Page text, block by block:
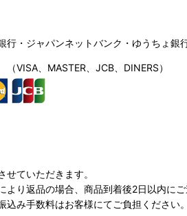
・ジャパンネットバンク・ゆうちょ銀行
VISA、MASTER、JCB、DINERS）
せていただきます。
より返品の場合、商品到着後2日以内にご
込み手数料はお客様にてご負担ください。